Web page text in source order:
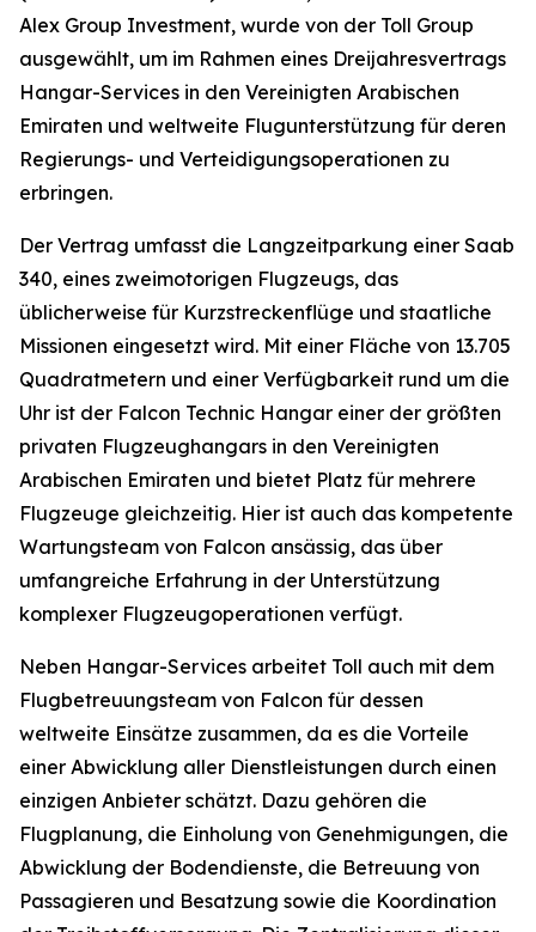
Alex Group Investment, wurde von der Toll Group
ausgewählt, um im Rahmen eines Dreijahresvertrags
Hangar-Services in den Vereinigten Arabischen
Emiraten und weltweite Flugunterstützung für deren
Regierungs- und Verteidigungsoperationen zu
erbringen.
Der Vertrag umfasst die Langzeitparkung einer Saab
340, eines zweimotorigen Flugzeugs, das
üblicherweise für Kurzstreckenflüge und staatliche
Missionen eingesetzt wird. Mit einer Fläche von 13.705
Quadratmetern und einer Verfügbarkeit rund um die
Uhr ist der Falcon Technic Hangar einer der größten
privaten Flugzeughangars in den Vereinigten
Arabischen Emiraten und bietet Platz für mehrere
Flugzeuge gleichzeitig. Hier ist auch das kompetente
Wartungsteam von Falcon ansässig, das über
umfangreiche Erfahrung in der Unterstützung
komplexer Flugzeugoperationen verfügt.
Neben Hangar-Services arbeitet Toll auch mit dem
Flugbetreuungsteam von Falcon für dessen
weltweite Einsätze zusammen, da es die Vorteile
einer Abwicklung aller Dienstleistungen durch einen
einzigen Anbieter schätzt. Dazu gehören die
Flugplanung, die Einholung von Genehmigungen, die
Abwicklung der Bodendienste, die Betreuung von
Passagieren und Besatzung sowie die Koordination